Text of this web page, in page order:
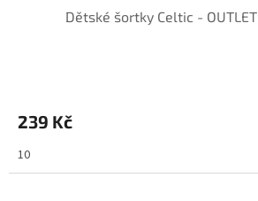
Dětské šortky Celtic -
239 Kč
10